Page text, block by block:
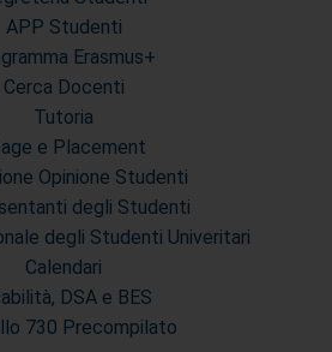
APP Studenti
Erasmus+
Cerca Docenti
Tutoria
e Placement
Opinione Studenti
degli Studenti
degli Studenti Univeritari
Calendari
DSA e BES
730 Precompilato